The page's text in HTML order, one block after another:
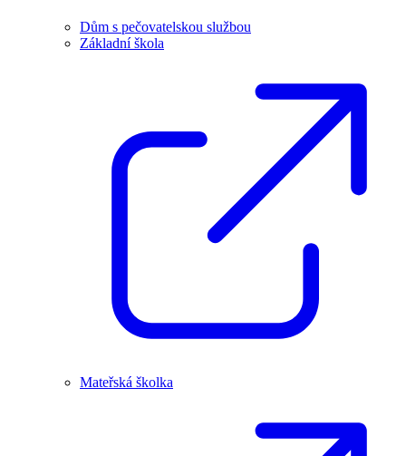
Dům s pečovatelskou službou
Základní škola
Mateřská školka